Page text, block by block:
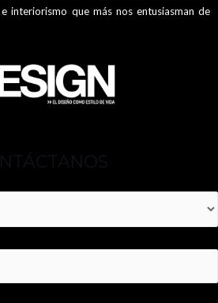
interiorismo que más nos entusiasman de